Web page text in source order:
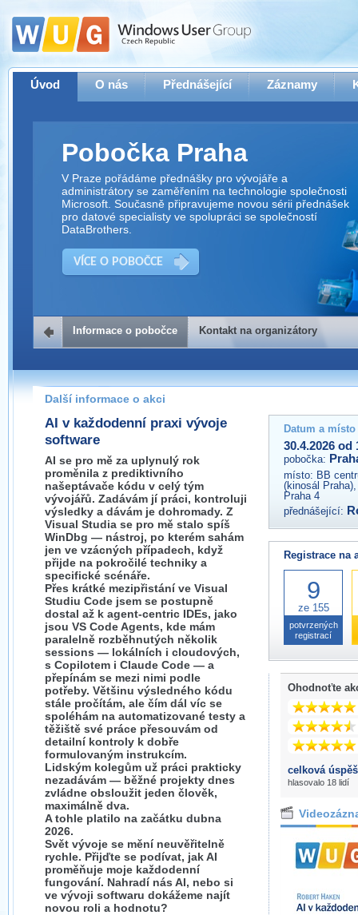
Úvod O nás Přednášející Záznamy
Pobočka Praha
V Praze pořádáme přednášky pro vývojáře a
administrátory se zaměřením na technologie společnosti
Microsoft. Současně připravujeme novou sérii přednášek
pro datové specialisty ve spolupráci se společností
DataBrothers.
VÍCE O POBOČCE
Kontakt na organizátory
Pokud máte jakýkoliv dotaz na organizátory této akce,
prosím neváhejte nás kontaktovat na e-mailu:
praha@wug.cz
Informace o pobočce Kontakt na organizátory
Další informace o akci
AI v každodenní praxi vývoje
software
AI se pro mě za uplynulý rok
proměnila z prediktivního
našeptávače kódu v celý tým
vývojářů. Zadávám jí práci, kontroluji
výsledky a dávám je dohromady. Z
Visual Studia se pro mě stalo spíš
WinDbg — nástroj, po kterém sahám
jen ve vzácných případech, když
přijde na pokročilé techniky a
specifické scénáře.
Přes krátké mezipřistání ve Visual
Studiu Code jsem se postupně
dostal až k agent-centric IDEs, jako
jsou VS Code Agents, kde mám
paralelně rozběhnutých několik
sessions — lokálních i cloudových,
s Copilotem i Claude Code — a
přepínám se mezi nimi podle
potřeby. Většinu výsledného kódu
stále pročítám, ale čím dál víc se
spoléhám na automatizované testy a
těžiště své práce přesouvám od
detailní kontroly k dobře
formulovaným instrukcím.
Lidským kolegům už práci prakticky
nezadávám — běžné projekty dnes
zvládne obsloužit jeden člověk,
maximálně dva.
A tohle platilo na začátku dubna
2026.
Svět vývoje se mění neuvěřitelně
rychle. Přijďte se podívat, jak AI
proměňuje moje každodenní
fungování. Nahradí nás AI, nebo si
ve vývoji softwaru dokážeme najít
novou roli a hodnotu?
Datum a
30.4.2026 od
pobočka:
místo: BB
(kinosál
Praha 4
přednášející:
Registrace na
9
ze 155
potvrzených
registrací
Ohodnoťte
celková
hlasovalo 18 lidí